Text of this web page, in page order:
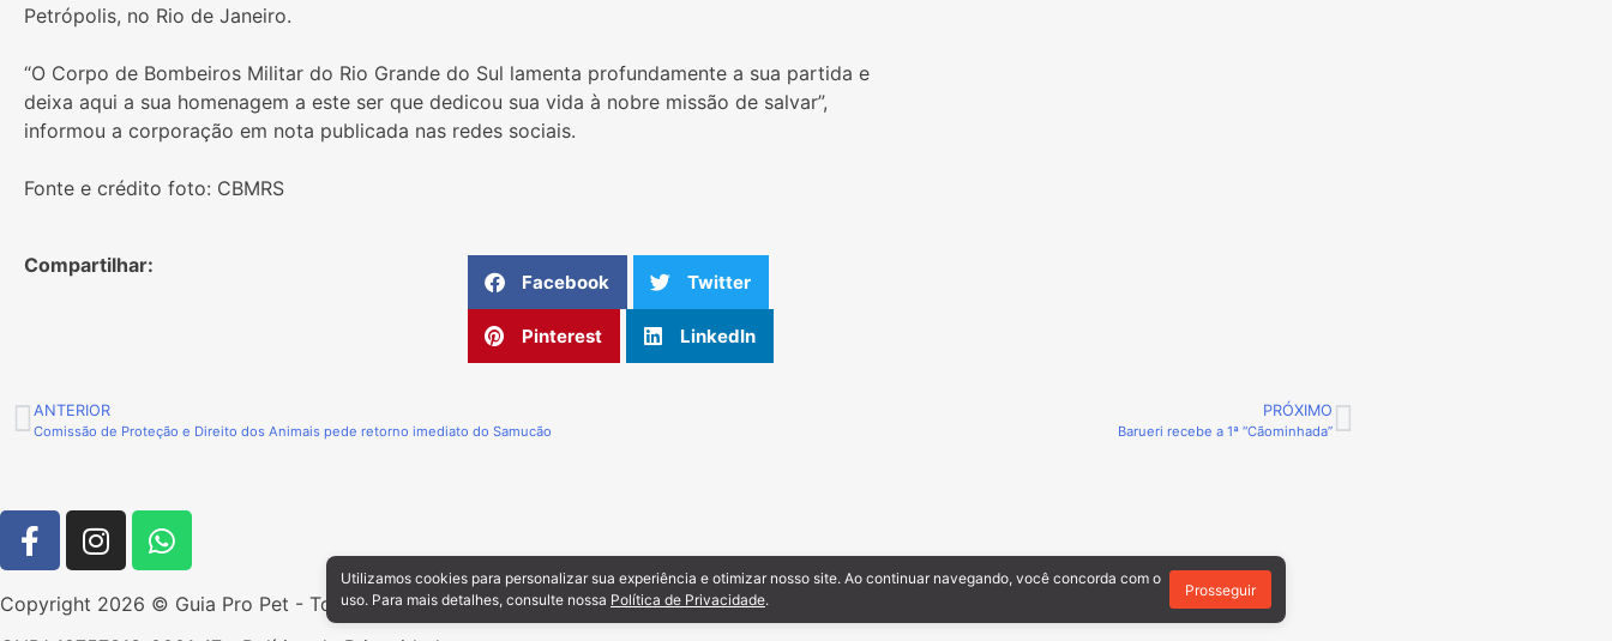
Petrópolis, no Rio de Janeiro.
“O Corpo de Bombeiros Militar do Rio Grande do Sul lamenta profundamente a sua partida e
deixa aqui a sua homenagem a este ser que dedicou sua vida à nobre missão de salvar”,
informou a corporação em nota publicada nas redes sociais.
Fonte e crédito foto: CBMRS
Compartilhar:
Facebook Twitter
Pinterest LinkedIn
ANTERIOR
Comissão de Proteção e Direito dos Animais pede retorno imediato do Samucão
PRÓXIMO
Barueri recebe a 1ª “Cãominhada”
Copyright 2026 © Guia Pro Pet - Todos os direitos reservados.
Utilizamos cookies para personalizar sua experiência e otimizar nosso site. Ao continuar navegando, você concorda com o
uso. Para mais detalhes, consulte nossa Política de Privacidade.
Prosseguir